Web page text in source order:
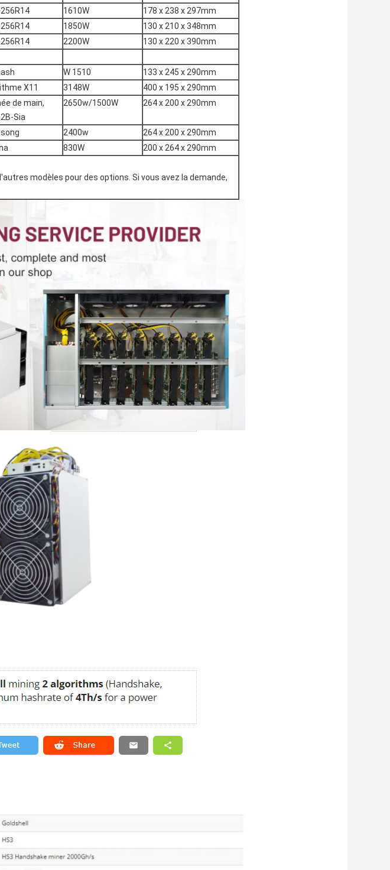
1610W
178 x 238 x 297mm
1850W
130 x 210 x 348mm
2200W 130 x 220 x 390mm
W 1510
133 x 245 x 290mm
X11 3148W
400 x 195 x 290mm
de main,
Sia
2650w/1500W 264 x 200 x 290mm
2400w
264 x 200 x 290mm
830W 200 x 264 x 290mm
modèles pour des options. Si vous avez la demande,